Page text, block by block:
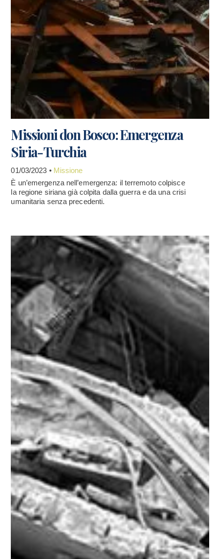
Missioni don Bosco: Emergenza
Siria-Turchia
01/03/2023 • Missione
È un’emergenza nell’emergenza: il terremoto colpisce
la regione siriana già colpita dalla guerra e da una crisi
umanitaria senza precedenti.